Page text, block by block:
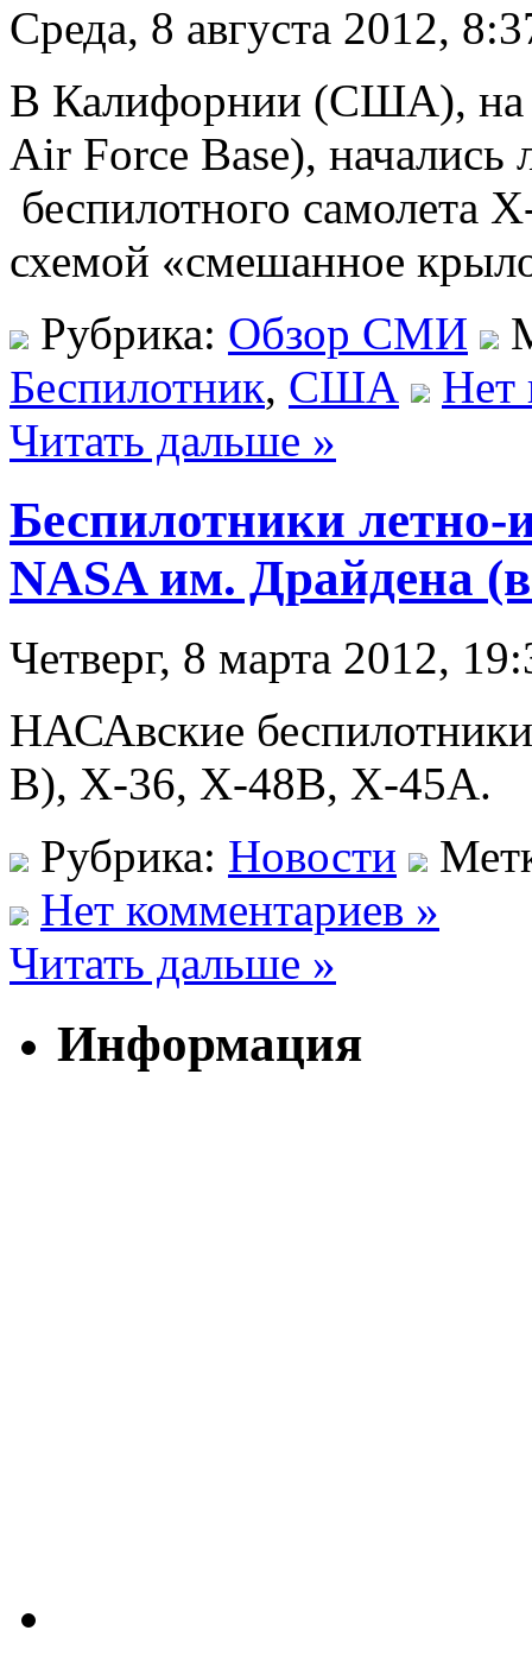
Среда, 8 августа 2012,
В Калифорнии (США), на
Air Force Base), начались
беспилотного самолета
схемой «смешанное
Рубрика: Обзор СМИ
Беспилотник, США
Нет
Читать дальше »
Беспилотники летно-
NASA им. Драйдена
Четверг, 8 марта 2012,
НАСАвские
B), X-36, X-48B, X-45A.
Рубрика: Новости
Нет комментариев »
Читать дальше »
Информация